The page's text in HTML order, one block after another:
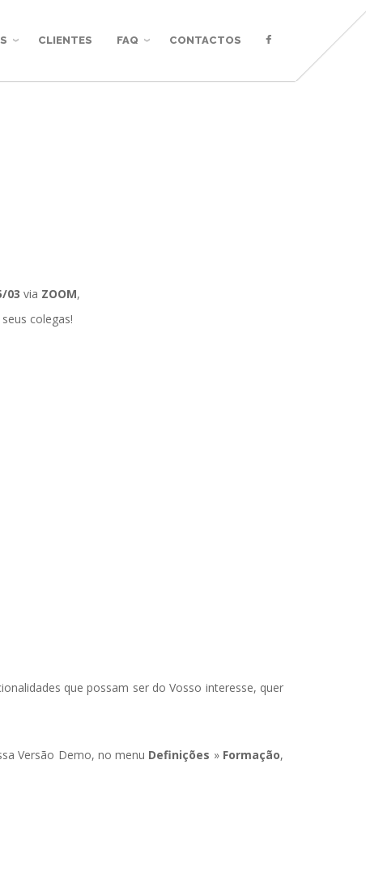
CLIENTES FAQ CONTACTOS
03 via ZOOM,
colegas!
que possam ser do Vosso interesse, quer
Versão Demo, no menu Definições » Formação,